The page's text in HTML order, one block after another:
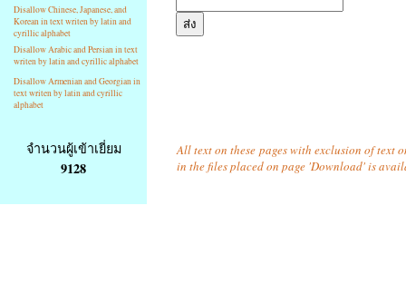
Disallow Chinese, Japanese, and
Korean in text writen by latin and
cyrillic alphabet
Disallow Arabic and Persian in text
writen by latin and cyrillic alphabet
Disallow Armenian and Georgian in
text writen by latin and cyrillic
alphabet
จำนวนผู้เข้าเยี่ยม
9128
All text on these pages with exclusion of text
in the files placed on page 'Download' is